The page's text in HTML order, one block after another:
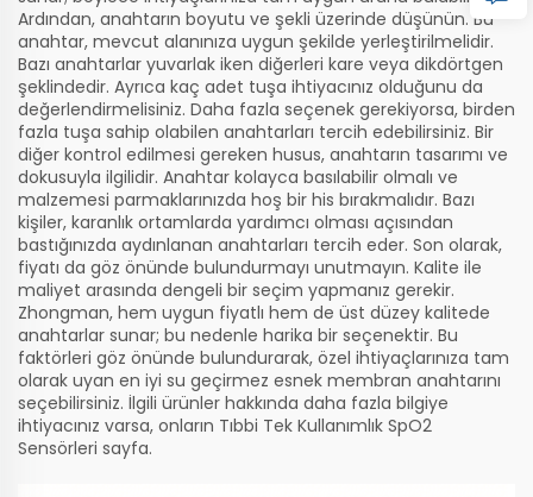
Ardından, anahtarın boyutu ve şekli üzerinde düşünün. Bu
anahtar, mevcut alanınıza uygun şekilde yerleştirilmelidir.
Bazı anahtarlar yuvarlak iken diğerleri kare veya dikdörtgen
şeklindedir. Ayrıca kaç adet tuşa ihtiyacınız olduğunu da
değerlendirmelisiniz. Daha fazla seçenek gerekiyorsa, birden
fazla tuşa sahip olabilen anahtarları tercih edebilirsiniz. Bir
diğer kontrol edilmesi gereken husus, anahtarın tasarımı ve
dokusuyla ilgilidir. Anahtar kolayca basılabilir olmalı ve
malzemesi parmaklarınızda hoş bir his bırakmalıdır. Bazı
kişiler, karanlık ortamlarda yardımcı olması açısından
bastığınızda aydınlanan anahtarları tercih eder. Son olarak,
fiyatı da göz önünde bulundurmayı unutmayın. Kalite ile
maliyet arasında dengeli bir seçim yapmanız gerekir.
Zhongman, hem uygun fiyatlı hem de üst düzey kalitede
anahtarlar sunar; bu nedenle harika bir seçenektir. Bu
faktörleri göz önünde bulundurarak, özel ihtiyaçlarınıza tam
olarak uyan en iyi su geçirmez esnek membran anahtarını
seçebilirsiniz. İlgili ürünler hakkında daha fazla bilgiye
ihtiyacınız varsa, onların Tıbbi Tek Kullanımlık SpO2
Sensörleri sayfa.